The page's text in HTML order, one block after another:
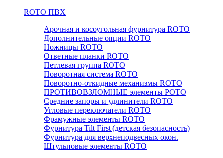
RОTO ПВХ
Арочная и косоугольная фурнитура ROTO
Дополнительные опции ROTO
Ножницы ROTO
Ответные планки ROTO
Петлевая группа ROTO
Поворотная система ROTO
Поворотно-откидные механизмы ROTO
ПРОТИВОВЗЛОМНЫЕ элементы РОТО
Средние запоры и удлинители ROTO
Угловые переключатели ROTO
Фрамужные элементы ROTO
Фурнитура Tilt First (детская безопасность)
Фурнитура для верхнеподвесных окон.
Штульповые элементы ROTO